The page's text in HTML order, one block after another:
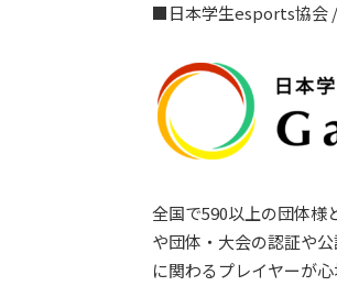
■日本学生esports協会
全国で590以上の団体様
や団体・大会の認証や
に関わるプレイヤーが